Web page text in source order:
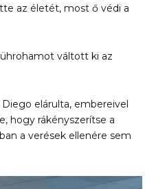
az életét, most ő védi a
váltott ki az
elárulta, embereivel
hogy rákényszerítse a
a verések ellenére sem